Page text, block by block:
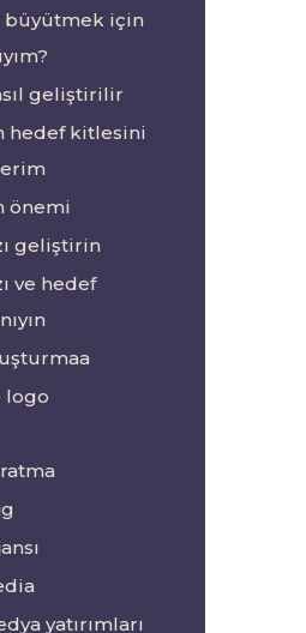
büyütmek için
geliştirilir
hedef kitlesini
önemi
geliştirin
ve hedef
logo
yatırımları